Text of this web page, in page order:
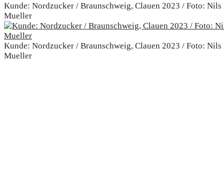
Kunde: Nordzucker / Braunschweig, Clauen 2023 / Foto:
Mueller
Kunde: Nordzucker / Braunschweig, Clauen 2023 / Foto:
Mueller